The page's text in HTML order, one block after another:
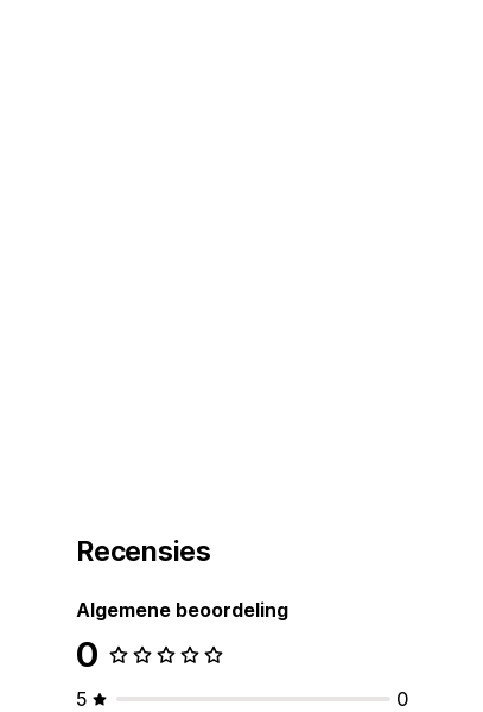
Recensies
Algemene beoordeling
0
5
0